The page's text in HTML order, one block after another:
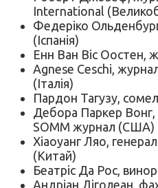
International
Федеріко
(Іспанія)
Енн Ван Віс Oостен,
Agnese Ceschi,
(Італія)
Пардон Тагузу,
Дебора Паркер Вонг,
SOMM журнал (США)
Xiaoyaнг Ляо,
(Китай)
Беатріс Да Рос,
Андріан Діголеан